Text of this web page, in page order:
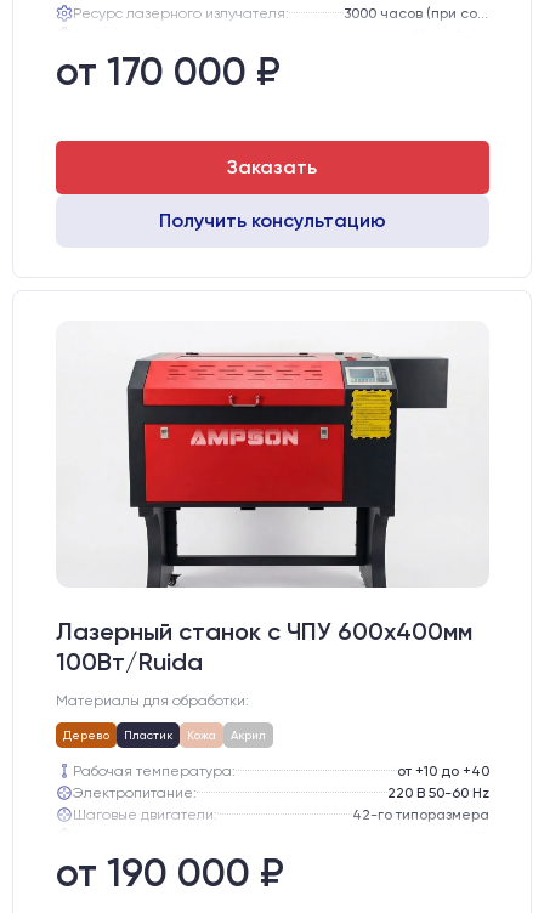
Ресурс лазерного излучателя:
3000 часов (при соблюдении условий эксплуатации)
Зеркала:
Интерфейс подключения станка к ПК:
от 170 000 ₽
Заказать
Получить консультацию
Лазерный станок c ЧПУ 600х400мм
100Вт/Ruida
Материалы для обработки:
Дерево Пластик Кожа Акрил
Рабочая температура:
от +10 до +40
Электропитание:
220 В 50-60 Hz
Шаговые двигатели:
42-го типоразмера
Направляющие оси Y:
Направляющие оси Х:
от 190 000 ₽